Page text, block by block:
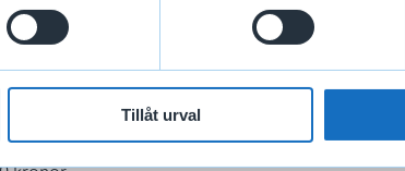
Tillåt urval
kronor.